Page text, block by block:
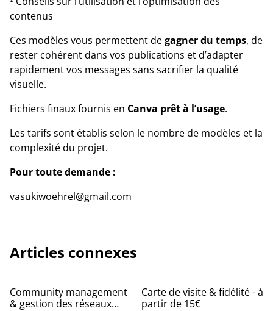
contenus
Ces modèles vous permettent degagner du temps, de
rester cohérent dans vos publications et d’adapter
rapidement vos messages sans sacrifier la qualité
visuelle.
Fichiers finaux fournis en Canva prêt à l’usage.
Les tarifs sont établis selon le nombre de modèles et la
complexité du projet.
Pour toute demande :
vasukiwoehrel@gmail.com
Articles connexes
Community management
& gestion des réseaux
Carte de visite & fidélité - à
partir de 15€